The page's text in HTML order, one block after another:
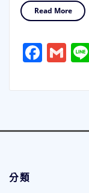
Read More
分類